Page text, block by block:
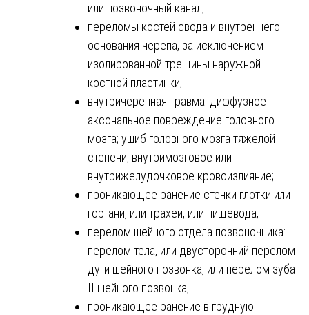
или позвоночный канал;
переломы костей свода и внутреннего
основания черепа, за исключением
изолированной трещины наружной
костной пластинки;
внутричерепная травма: диффузное
аксональное повреждение головного
мозга; ушиб головного мозга тяжелой
степени; внутримозговое или
внутрижелудочковое кровоизлияние;
проникающее ранение стенки глотки или
гортани, или трахеи, или пищевода;
перелом шейного отдела позвоночника:
перелом тела, или двусторонний перелом
дуги шейного позвонка, или перелом зуба
II шейного позвонка;
проникающее ранение в грудную